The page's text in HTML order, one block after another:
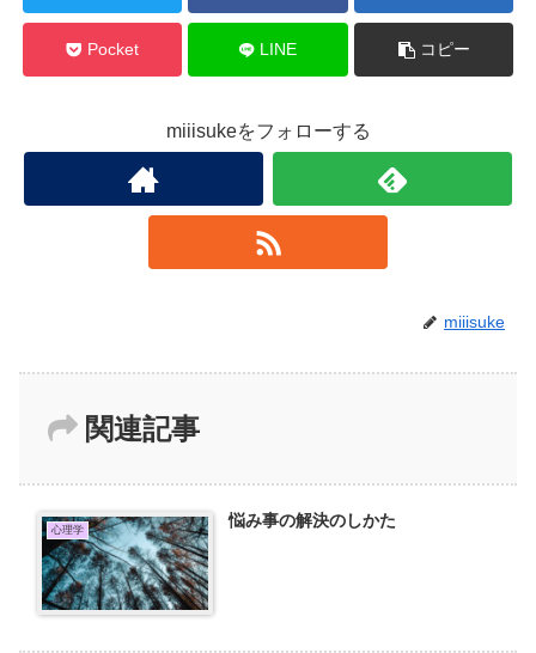
Pocket LINE コピー
miiisukeをフォローする
miiisuke
関連記事
心理学 悩み事の解決のしかた